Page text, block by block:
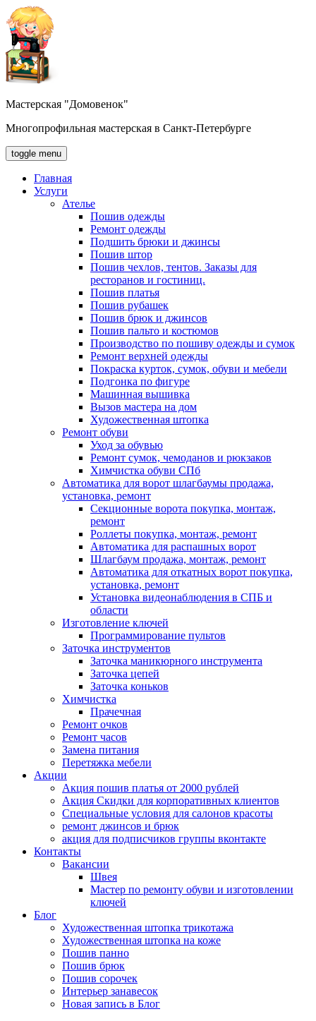
Мастерская "Домовенок"
Многопрофильная мастерская в Санкт-Петербурге
toggle menu
Главная
Услуги
Ателье
Пошив одежды
Ремонт одежды
Подшить брюки и джинсы
Пошив штор
Пошив чехлов, тентов. Заказы для
ресторанов и гостиниц.
Пошив платья
Пошив рубашек
Пошив брюк и джинсов
Пошив пальто и костюмов
Производство по пошиву одежды и сумок
Ремонт верхней одежды
Покраска курток, сумок, обуви и мебели
Подгонка по фигуре
Машинная вышивка
Вызов мастера на дом
Художественная штопка
Ремонт обуви
Уход за обувью
Ремонт сумок, чемоданов и рюкзаков
Химчистка обуви СПб
Автоматика для ворот шлагбаумы продажа,
установка, ремонт
Секционные ворота покупка, монтаж,
ремонт
Роллеты покупка, монтаж, ремонт
Автоматика для распашных ворот
Шлагбаум продажа, монтаж, ремонт
Автоматика для откатных ворот покупка,
установка, ремонт
Установка видеонаблюдения в СПБ и
области
Изготовление ключей
Программирование пультов
Заточка инструментов
Заточка маникюрного инструмента
Заточка цепей
Заточка коньков
Химчистка
Прачечная
Ремонт очков
Ремонт часов
Замена питания
Перетяжка мебели
Акции
Акция пошив платья от 2000 рублей
Акция Скидки для корпоративных клиентов
Специальные условия для салонов красоты
ремонт джинсов и брюк
акция для подписчиков группы вконтакте
Контакты
Вакансии
Швея
Мастер по ремонту обуви и изготовлении
ключей
Блог
Художественная штопка трикотажа
Художественная штопка на коже
Пошив панно
Пошив брюк
Пошив сорочек
Интерьер занавесок
Новая запись в Блог